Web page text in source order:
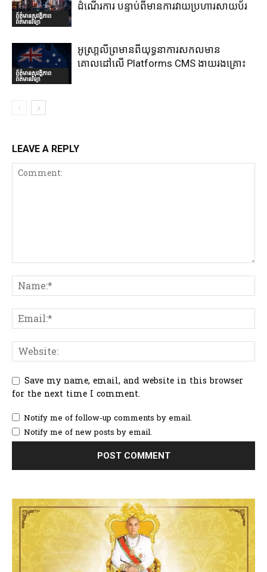
ព័ត៌មានសុវត្ថិភាព
ព័ត៌មានវិទ្យា
ដំណើរការ បន្ទាប់ពីមានការវាយប្រហារសាយប័រ
ព័ត៌មានសុវត្ថិភាព
ព័ត៌មានវិទ្យា
អូស្រា្តលីព្រមានពីយុទ្ធនាការសកលមាន
គោលដៅលើ Platforms CMS ងាយរងគ្រោះ
LEAVE A REPLY
Save my name, email, and website in this browser
for the next time I comment.
Notify me of follow-up comments by email.
Notify me of new posts by email.